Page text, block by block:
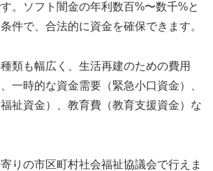
。ソフト闇金の年利数百%〜数千%と
件で、合法的に資金を確保できます。
類も幅広く、生活再建のための費用
一時的な資金需要（緊急小口資金）、
祉資金）、教育費（教育支援資金）な
りの市区町村社会福祉協議会で行えま